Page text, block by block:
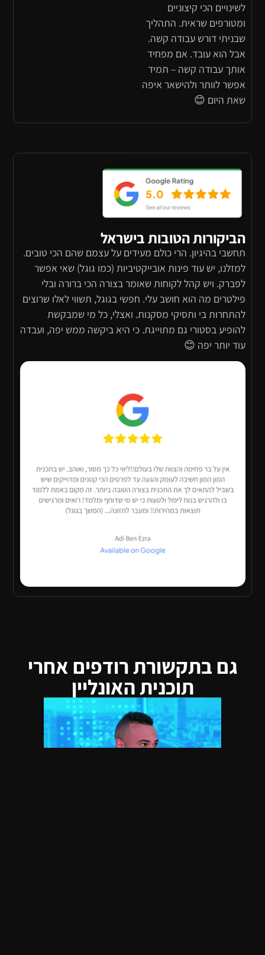
לשינויים הכי קיצוניים
ומטורפים שראית. התהליך
שבניתי דורש עבודה קשה.
אבל הוא עובד. אם מפחיד
אותך עבודה קשה – תמיד
אפשר לוותר ולהישאר איפה
שאת היום 😊
הביקורות הטובות בישראל
תחשבי בהיגיון. הרי כולם מעידים על עצמם שהם הכי טובים.
למזלנו, יש עוד פינות אובייקטיביות (כמו גוגל) שאי אפשר
לפברק. ויש קהל לקוחות שאומר בצורה הכי ברורה ובלי
פילטרים מה הוא חושב עלי. חפשי בגוגל, תשווי לאלו שרוצים
להתחרות בי ותסיקי מסקנות. ואצלי, כל מי שמבקשת
להופיע בסטורי גם מתוייגת. כי היא ביקשה ממש יפה, ועבדה
עוד יותר יפה 😊
גם בתקשורת רודפים אחרי
תוכנית האונליין